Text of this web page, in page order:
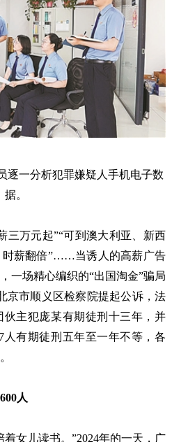
逐一分析犯罪嫌疑人手机电子数
据。
万元起”“可到澳大利亚、新西
时薪翻倍”……当诱人的高薪广告
一场精心编织的“出国淘金”骗局
京市顺义区检察院提起公诉，法
伙主犯庞某有期徒刑十三年，并
人有期徒刑五年至一年不等，各
人
女儿读书。”2024年的一天，广